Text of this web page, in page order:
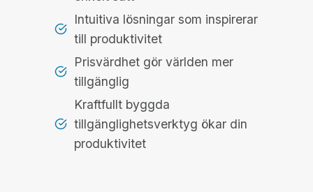
Intuitiva lösningar som inspirerar
till produktivitet
Prisvärdhet gör världen mer
tillgänglig
Kraftfullt byggda
tillgänglighetsverktyg ökar din
produktivitet